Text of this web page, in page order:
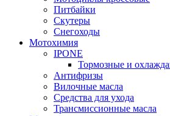
Питбайки
Скутеры
Снегоходы
Мотохимия
IPONE
Тормозные и
Антифризы
Вилочные масла
Средства для ухода
Трансмиссионные масла